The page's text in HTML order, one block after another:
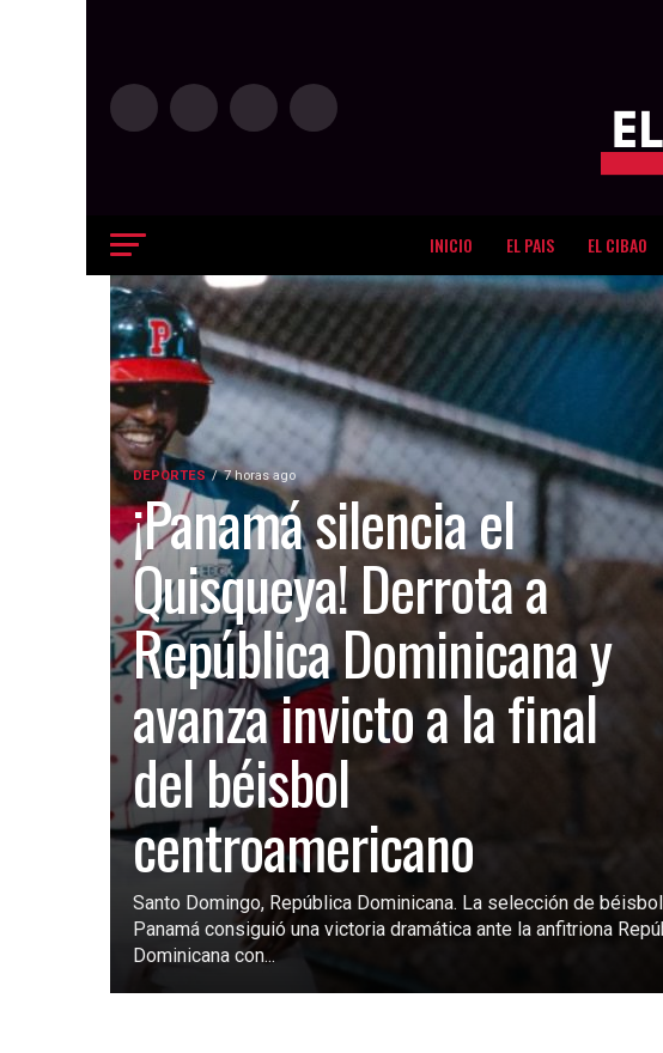
INICIO EL PAIS EL CIBAO
DEPORTES 7 horas ago
¡Panamá silencia el
Quisqueya! Derrota a
República Dominicana y
avanza invicto a la final
del béisbol
centroamericano
Santo Domingo, República Dominicana. La selección de
Panamá consiguió una victoria dramática ante la anfitriona
Dominicana con...